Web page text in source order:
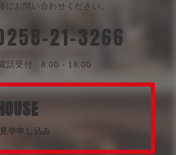
にお問い合わせください。
21-3266
話受付 8:00 - 18:00
学申し込み